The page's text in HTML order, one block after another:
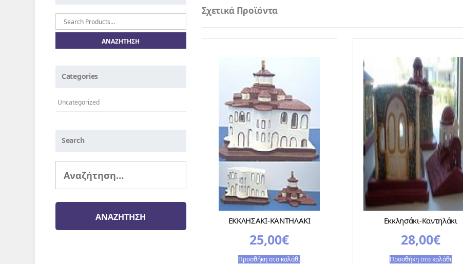
Σχετικά Προϊόντα
ΕΚΚΛΗΣΑΚΙ-ΚΑΝΤΗΛΑΚΙ
25,00€
Προσθήκη στο καλάθι
Εκκλησάκι-Καντηλάκι
28,00€
Προσθήκη στο καλάθι
Αναζήτηση
για:
Categories
Uncategorized
Search
Αναζήτηση
για: